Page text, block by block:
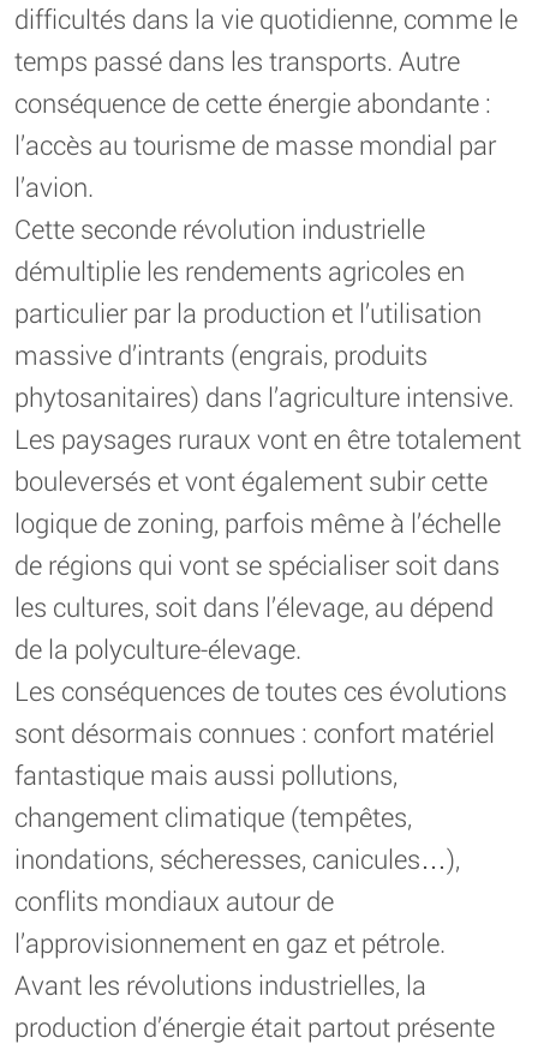
difficultés dans la vie quotidienne, comme le
temps passé dans les transports. Autre
conséquence de cette énergie abondante :
l’accès au tourisme de masse mondial par
l’avion.
Cette seconde révolution industrielle
démultiplie les rendements agricoles en
particulier par la production et l’utilisation
massive d’intrants (engrais, produits
phytosanitaires) dans l’agriculture intensive.
Les paysages ruraux vont en être totalement
bouleversés et vont également subir cette
logique de zoning, parfois même à l’échelle
de régions qui vont se spécialiser soit dans
les cultures, soit dans l’élevage, au dépend
de la polyculture-élevage.
Les conséquences de toutes ces évolutions
sont désormais connues : confort matériel
fantastique mais aussi pollutions,
changement climatique (tempêtes,
inondations, sécheresses, canicules…),
conflits mondiaux autour de
l’approvisionnement en gaz et pétrole.
Avant les révolutions industrielles, la
production d’énergie était partout présente